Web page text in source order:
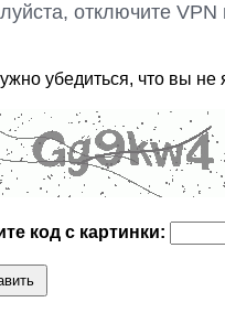
отключите
убедиться, что вы не
код с картинки: